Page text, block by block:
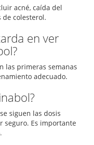
acné, caída del
de colesterol.
en ver
las primeras semanas
adecuado.
siguen las dosis
seguro. Es importante